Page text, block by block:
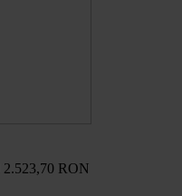
2.523,70 RON